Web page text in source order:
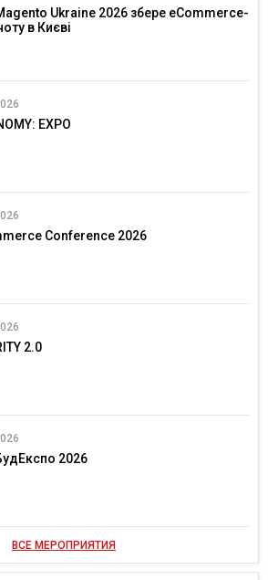
Ukraine 2026 збере eCommerce-
в Києві
EXPO
Conference 2026
2.0
2026
ВСЕ МЕРОПРИЯТИЯ